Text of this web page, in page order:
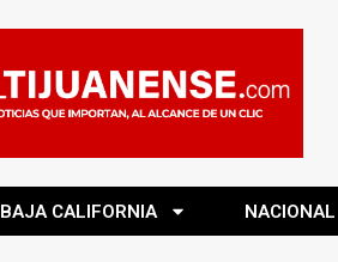
BAJA CALIFORNIA NACIONAL